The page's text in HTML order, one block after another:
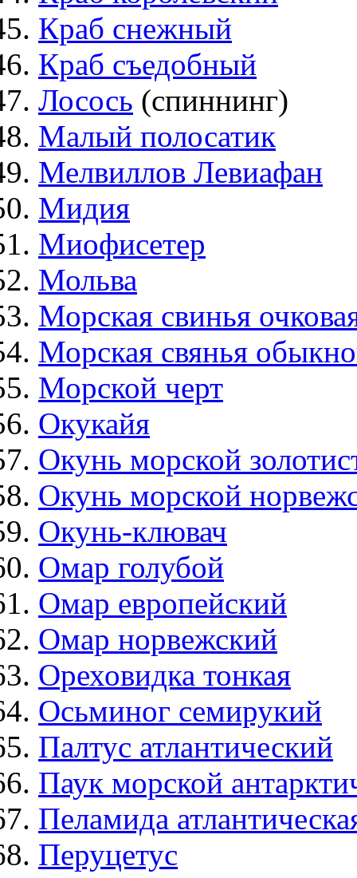
Краб снежный
Краб съедобный
Лосось (спиннинг)
Малый полосатик
Мелвиллов Левиафан
Мидия
Миофисетер
Мольва
Морская свинья
Морская свянья
Морской черт
Окукайя
Окунь морской
Окунь морской
Окунь-клювач
Омар голубой
Омар европейский
Омар норвежский
Ореховидка тонкая
Осьминог семирукий
Палтус атлантический
Паук морской
Пеламида
Перуцетус